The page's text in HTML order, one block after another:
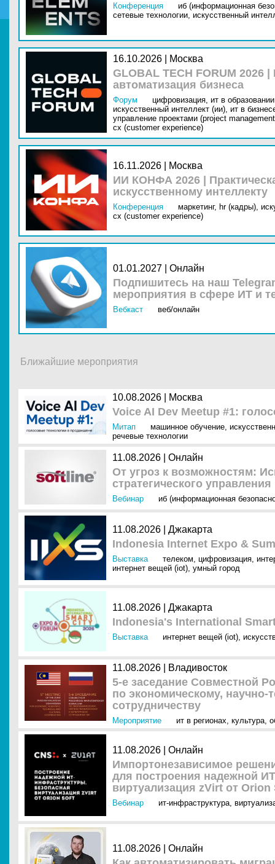
Конференция
иб (информационная
сетевые технологии, искусственный
16.10.2026 | Москва
GLOBAL TECH FORUM
автоматизация бизнеса
Форум цифровизация, ит в
искусственный интеллект (ии), ит в
управление проектами (project
cx (customer experience)
16.11.2026 | Москва
ИИ КОНФА 2026 |
искусственному интеллекту
Конференция маркетинг, hr (кадры),
cx (customer experience)
01.01.2027 | Онлайн
Подпишитесь на наш
мероприятия в сфере ИТ и
Вебкаст веб/онлайн
Ближайшие мероприятия
10.08.2026 | Москва
Voice AI Dev Meetup #1:
Митап машинное обучение,
речевые технологии
11.08.2026 | Онлайн
От угроз к возможностям:
стратегического
Вебинар иб (информационная
11.08.2026 | Джакарта
Indonesia Internet Expo &
Выставка телеком, цифровизация,
интернет вещей (iot), умный город
11.08.2026 | Джакарта
Indonesia's International
Выставка интернет вещей (iot),
11.08.2026 | Владивосток
5-е заседание Совместной
по экономическому, научно-
сотрудничеству
Мероприятие ит в регионах, культура,
11.08.2026 | Онлайн
Импортонезависимое
для построения надежной
виртуализация zVirt от Orion
Вебинар ит-инфраструктура,
11.08.2026 | Онлайн